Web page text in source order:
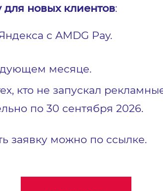
для новых клиентов:
с AMDG Pay.
месяце.
кто не запускал
по 30 сентября 2026.
заявку можно по ссылке.